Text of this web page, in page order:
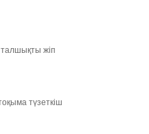
жіп
түзеткіш